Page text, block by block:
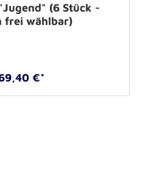
(6 Stück -
frei wählbar)
€*